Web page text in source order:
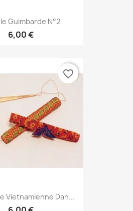
Guimbarde N°2
6,00 €
Vietnamienne Dan...
favorite_border